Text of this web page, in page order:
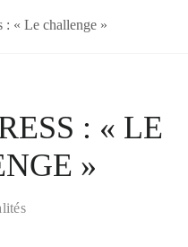
: « Le challenge »
: « LE
»